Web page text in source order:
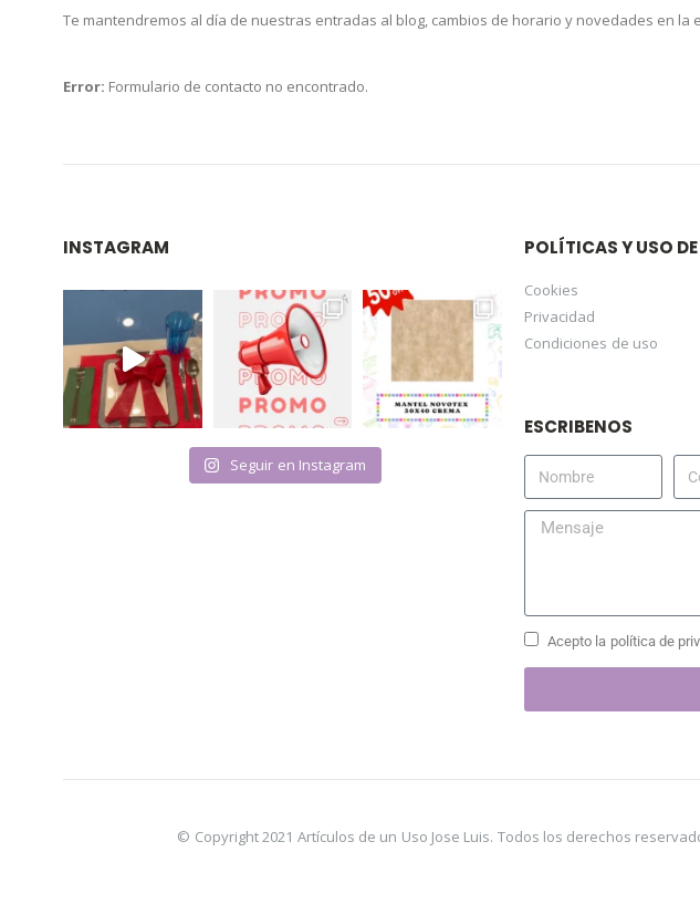
Te mantendremos al día de nuestras entradas al blog, cambios de horario y novedades en la
Error: Formulario de contacto no encontrado.
INSTAGRAM
Seguir en Instagram
POLÍTICAS Y USO
Cookies
Privacidad
Condiciones de uso
ESCRIBENOS
Acepto la política de
© Copyright 2021 Artículos de un Uso Jose Luis. Todos los derechos